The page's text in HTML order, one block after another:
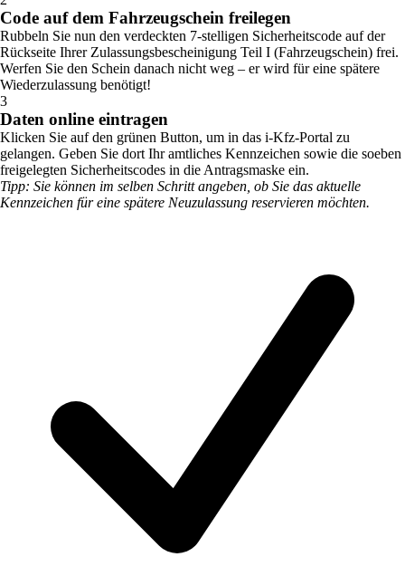
Code auf dem Fahrzeugschein freilegen
Rubbeln Sie nun den verdeckten 7-stelligen Sicherheitscode auf der
Rückseite Ihrer Zulassungsbescheinigung Teil I (Fahrzeugschein) frei.
Werfen Sie den Schein danach nicht weg – er wird für eine spätere
Wiederzulassung benötigt!
3
Daten online eintragen
Klicken Sie auf den grünen Button, um in das i-Kfz-Portal zu
gelangen. Geben Sie dort Ihr amtliches Kennzeichen sowie die soeben
freigelegten Sicherheitscodes in die Antragsmaske ein.
Tipp: Sie können im selben Schritt angeben, ob Sie das aktuelle
Kennzeichen für eine spätere Neuzulassung reservieren möchten.